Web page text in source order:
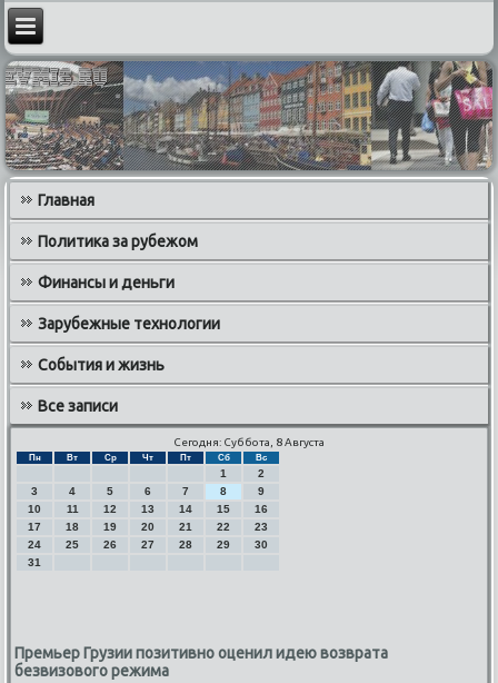
Главная
Политика за рубежом
Финансы и деньги
Зарубежные технологии
События и жизнь
Все записи
Сегодня: Суббота, 8 Августа
Пн Вт Ср Чт Пт Сб Вс
1
2
3
4 5 6 7 8
9
10
11 12 13 14 15
16
17
18 19 20 21 22
23
24
25 26 27 28 29
30
31
Премьер Грузии позитивно оценил идею возврата
безвизового режима